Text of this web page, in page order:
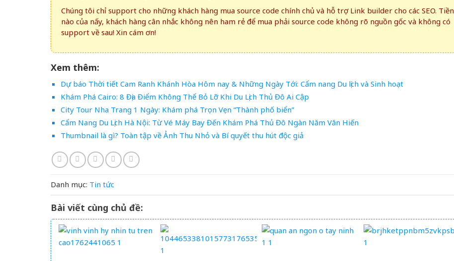
Chúng tôi chỉ support cho những khách hàng mua source code chính chủ và hỗ trợ Link builder cho các SEO. Tiền
nào của nấy, khách hàng cân nhắc không nên ham rẻ để mua phải source code không rõ nguồn gốc và không có
support về sau! Xin cám ơn!
Xem thêm:
Dự báo Thời tiết Cam Ranh Khánh Hòa Hôm nay & Những Ngày Tới: Cẩm nang Du lịch và Sinh hoạt
Khám Phá Cairo: 8 Địa Điểm Không Thể Bỏ Lỡ Khi Du Lịch Thủ Đô Ai Cập
City Tour Nha Trang 1 Ngày: Khám phá Trọn Vẹn “Thành phố biển”
Cẩm Nang Du Lịch Hà Nội: Từ Vé Máy Bay Đến Khám Phá Thủ Đô Ngàn Năm Văn Hiến
Thumbnail là gì? Toàn tập về Ảnh Thu Nhỏ và Bí quyết thu hút độc giả
Danh mục: Tin tức
Bài viết cùng chủ đề: